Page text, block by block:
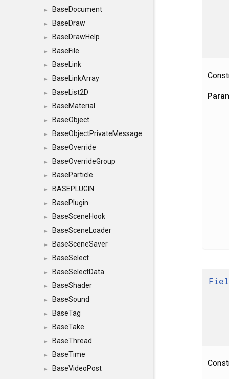
► BaseDocument
► BaseDraw
► BaseDrawHelp
► BaseFile
► BaseLink
► BaseLinkArray
► BaseList2D
► BaseMaterial
► BaseObject
► BaseObjectPrivateMessage
► BaseOverride
► BaseOverrideGroup
► BaseParticle
► BASEPLUGIN
► BasePlugin
► BaseSceneHook
► BaseSceneLoader
► BaseSceneSaver
► BaseSelect
► BaseSelectData
► BaseShader
► BaseSound
► BaseTag
► BaseTake
► BaseThread
► BaseTime
►
BaseVideoPost